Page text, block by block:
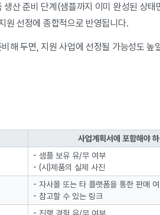
산 준비 단계(샘플까지 이미 완성된 상
원 선정에 종합적으로 반영됩니다.
해 두면, 지원 사업에 선정될 가능성도 높
사업계획서에 포함해야
- 샘플 보유 유/무 여부
- (시)제품의 실제 사진
- 자사몰 또는 타 플랫폼을 통한 판매
- 참고할 수 있는 링크
- 진행 경험 유/무 여부